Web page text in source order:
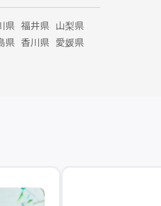
県 福井県 山梨県
県 香川県 愛媛県